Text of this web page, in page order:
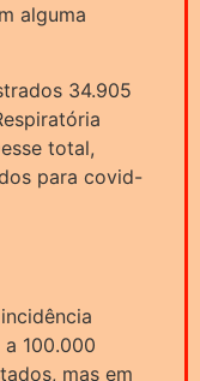
alguma
34.905
total,
para covid-
100.000
mas em